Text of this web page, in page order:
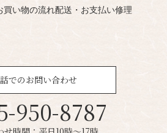
買い物の流れ配送・お支払い修理
でのお問い合わせ
950-8787